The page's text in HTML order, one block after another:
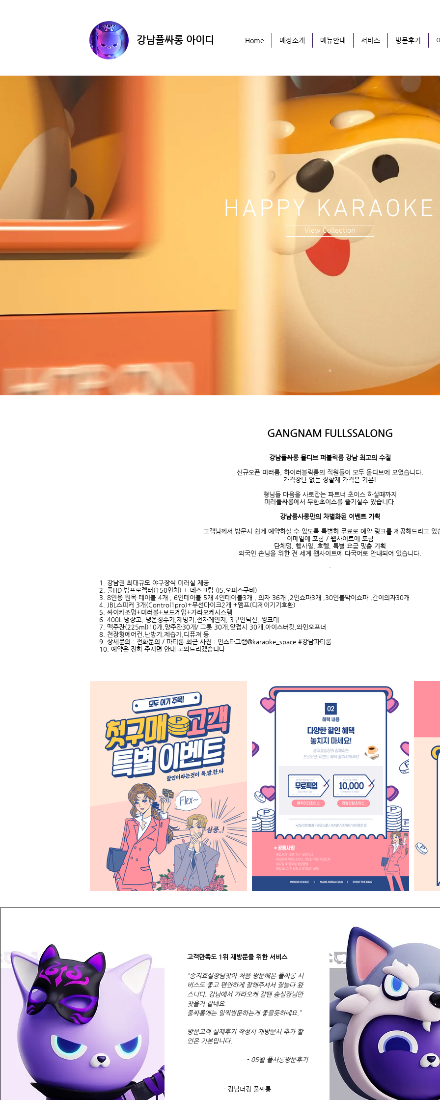
​강남풀싸롱 아이디 Home 매장소개 메뉴안내 서비스 방문후기
HAPPY KARAOKE
View Collection
GANGNAM FULLSSALONG
강남풀싸롱 몰디브 퍼블릭룸 강남 최고의 수질
신규오픈 미러룸, 하이러블릭룸의 직원들이 모두 몰디브에 모였습니다.
가격장난 없는 정찰제 가격은 기본!
형님들 마음을 사로잡는 파트너 초이스 하실때까지
미러풀싸롱에서 무한초이스를 즐기실수 있습니다.
강남룸사롱만의 차별화된 이벤트 기획
고객님께서 방문시 쉽게 예약하실 수 있도록 특별히 무료로 예약 링크를 제공해드리고 있
이메일에 포함 / 웹사이트에 포함
단체명, 행사일, 호텔, 특별 요금 맞춤 기획
외국인 손님을 위한 전 세계 웹사이트에 다국어로 안내되어 있습니다.
-
1. 강남권 최대규모 야구장식 미러실 제공
2. 풀HD 빔프로젝터(150인치) + 데스크탑 (I5,오피스구비)
3. 8인용 원목 테이블 4개 , 6인테이블 5개 4인테이블3개 , 의자 36개 ,2인쇼파3개 ,30인붙박이쇼파 ,간이의자30개
4. JBL스피커 3개(Control1pro)+무선마이크2개 +앰프(디제이기기호환)
5. 싸이키조명+미러볼+보드게임+가라오케시스템
6. 400L 냉장고, 냉온정수기,제빙기,전자레인지, 3구인덕션, 씽크대
7. 맥주잔(225ml)10개,양주잔30개/ 그릇 30개,앞접시 30개,아이스버킷,와인오프너
8. 천장형에어컨,난방기,제습기,디퓨져 등
9. 상세문의 : 전화문의 / 파티룸 최근 사진 : 인스타그램@karaoke_space #강남파티룸
10. 예약은 전화 주시면 안내 도와드리겠습니다
​고객만족도 1위 재방문을 위한 서비스
“송지효실장님찾아 처음 방문해본 풀싸롱 서
비스도 좋고 편안하게 잘해주셔서 잘놀다 왔
스니다. 강남에서 가라오케 갈땐 송실장님만
찾을거 같네요.
풀싸롱에는 일찍방문하는게 좋을듯하네요.”
방문고객 실제후기 작성시 재방문시 추가 할
인은 기본입니다.
- 05월 풀사롱방문후기
- 강남더킹 풀싸롱